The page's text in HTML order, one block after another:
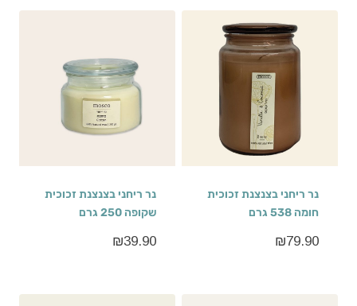
נר ריחני בצנצנת זכוכית
חומה 538 גרם
₪79.90
נר ריחני בצנצנת זכוכית
שקופה 250 גרם
₪39.90